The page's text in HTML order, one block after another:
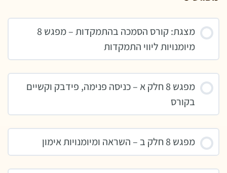
מצגת: קורס הסמכה בהתמקדות – מפגש 8
מיומנויות ליווי התמקדות
מפגש 8 חלק א – כניסה פנימה, פידבק וקשיים
בקורס
מפגש 8 חלק ב – השראה ומיומנויות אימון